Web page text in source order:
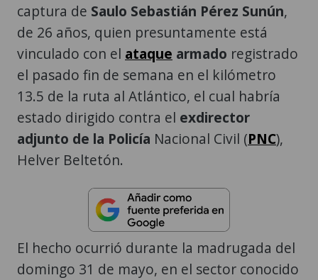
captura de Saulo Sebastián Pérez Sunún,
de 26 años, quien presuntamente está
vinculado con el ataque armado registrado
el pasado fin de semana en el kilómetro
13.5 de la ruta al Atlántico, el cual habría
estado dirigido contra el exdirector
adjunto de la Policía Nacional Civil (PNC),
Helver Beltetón.
El hecho ocurrió durante la madrugada del
domingo 31 de mayo, en el sector conocido